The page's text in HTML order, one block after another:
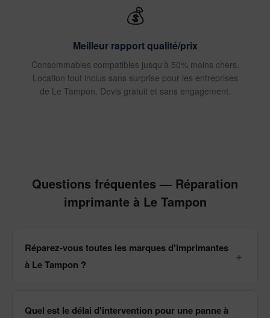
💰
Meilleur rapport qualité/prix
Consommables compatibles jusqu'à 50% moins chers.
Location tout inclus sans surprise pour les entreprises
de Le Tampon. Devis gratuit et sans engagement.
Questions fréquentes — Réparation
imprimante à Le Tampon
Réparez-vous toutes les marques d'imprimantes
à Le Tampon ?
Quel est le délai d'intervention pour une panne à